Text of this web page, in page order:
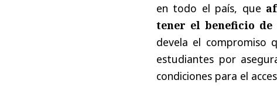
en todo el país, que
tener el beneficio
devela el compromiso
estudiantes por
condiciones para el